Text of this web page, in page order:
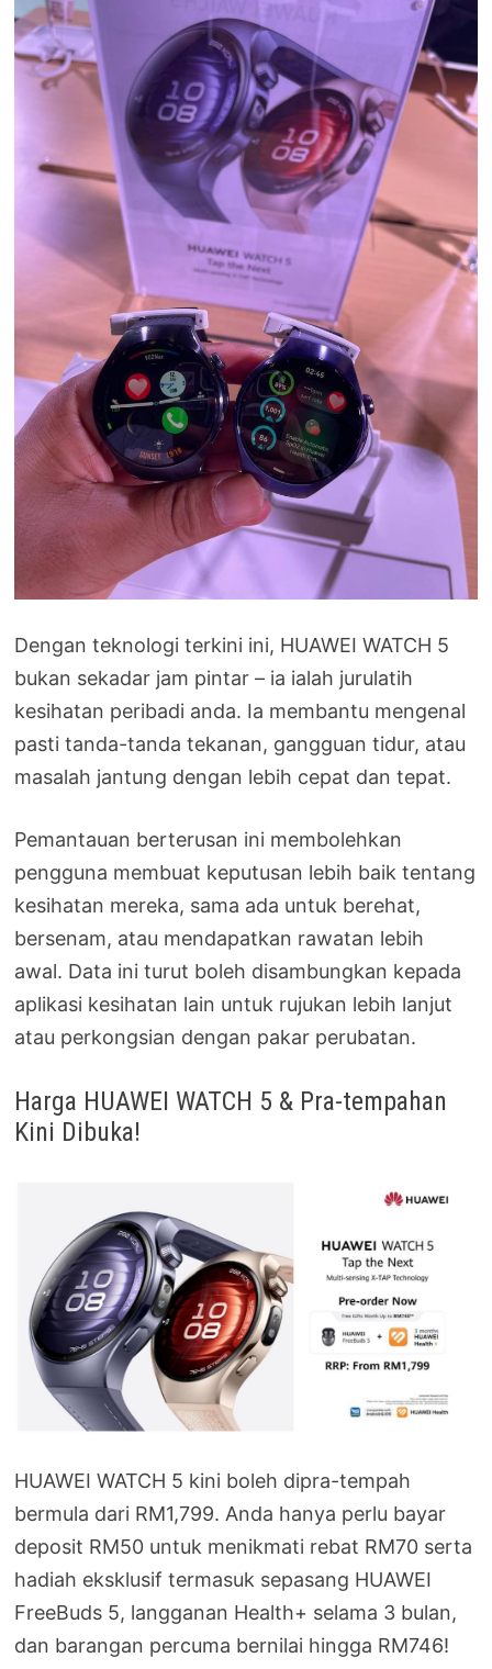
Dengan teknologi terkini ini, HUAWEI WATCH 5
bukan sekadar jam pintar – ia ialah jurulatih
kesihatan peribadi anda. Ia membantu mengenal
pasti tanda-tanda tekanan, gangguan tidur, atau
masalah jantung dengan lebih cepat dan tepat.
Pemantauan berterusan ini membolehkan
pengguna membuat keputusan lebih baik tentang
kesihatan mereka, sama ada untuk berehat,
bersenam, atau mendapatkan rawatan lebih
awal. Data ini turut boleh disambungkan kepada
aplikasi kesihatan lain untuk rujukan lebih lanjut
atau perkongsian dengan pakar perubatan.
Harga HUAWEI WATCH 5 & Pra-tempahan
Kini Dibuka!
HUAWEI WATCH 5 kini boleh dipra-tempah
bermula dari RM1,799. Anda hanya perlu bayar
deposit RM50 untuk menikmati rebat RM70 serta
hadiah eksklusif termasuk sepasang HUAWEI
FreeBuds 5, langganan Health+ selama 3 bulan,
dan barangan percuma bernilai hingga RM746!